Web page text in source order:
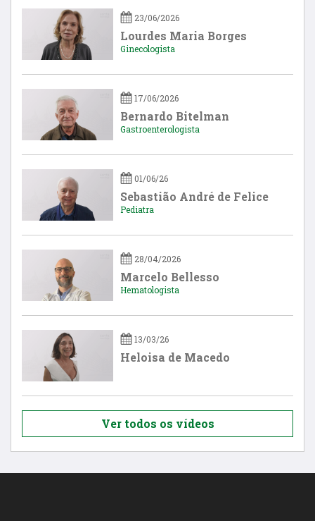
23/06/2026
Lourdes Maria Borges
Ginecologista
17/06/2026
Bernardo Bitelman
Gastroenterologista
01/06/26
Sebastião André de Felice
Pediatra
28/04/2026
Marcelo Bellesso
Hematologista
13/03/26
Heloisa de Macedo
Ver todos os vídeos